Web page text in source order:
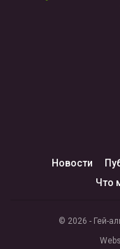
Новости
Что
© 2026 - Гей-